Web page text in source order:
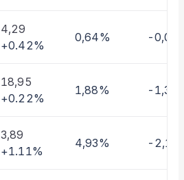
4,29
+0.42%
0,64% -
18,95
+0.22%
1,88% -
3,89
+1.11%
4,93% -